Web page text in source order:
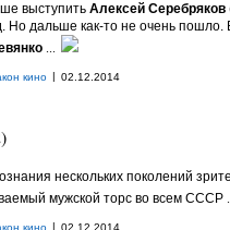
выступить Алексей Серебряков
Но дальше как-то не очень пошло.
...
кино | 02.12.2014
нескольких поколений
мужской торс во всем СССР
кино | 02.12.2014